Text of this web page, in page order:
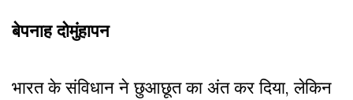
बेपनाह दोमुंहापन
भारत के संविधान ने छुआछूत का अंत कर दिया, लेकिन